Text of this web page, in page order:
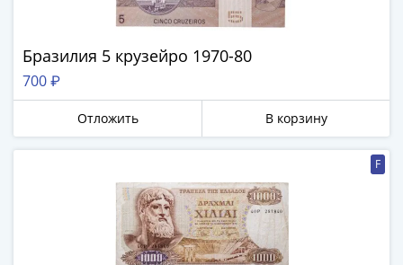
Бразилия 5 крузейро 1970-80
700 ₽
Отложить В корзину
F